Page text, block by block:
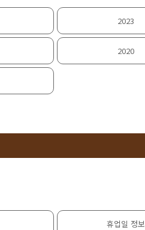
2023
2020
휴업일 정보